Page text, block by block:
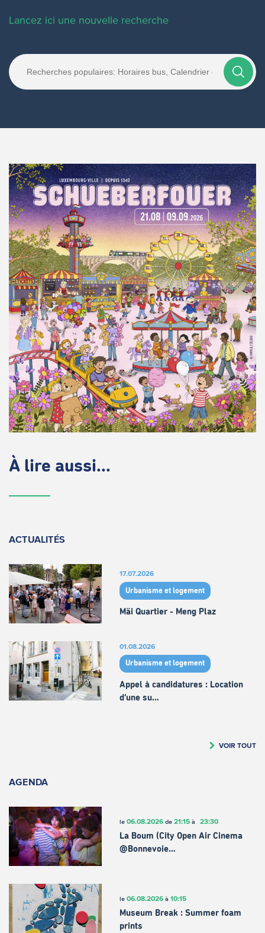
Lancez ici une nouvelle recherche
À lire aussi...
ACTUALITÉS
17.07.2026
Urbanisme et logement
Mäi Quartier - Meng Plaz
01.08.2026
Urbanisme et logement
Appel à candidatures : Location
d’une su…
VOIR TOUT
AGENDA
le 06.08.2026de 21:15à 23:30
La Boum (City Open Air Cinema
@Bonnevoie…
le 06.08.2026à 10:15
Museum Break : Summer foam
prints